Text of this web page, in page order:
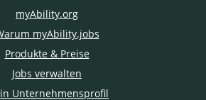
myAbility.org
myAbility.jobs
Produkte & Preise
Jobs verwalten
Unternehmensprofil